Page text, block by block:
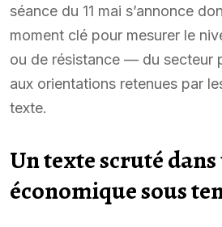
séance du 11 mai s’annonce
moment clé pour mesurer le
ou de résistance — du secteur
aux orientations retenues par
texte.
Un texte scruté
économique sous